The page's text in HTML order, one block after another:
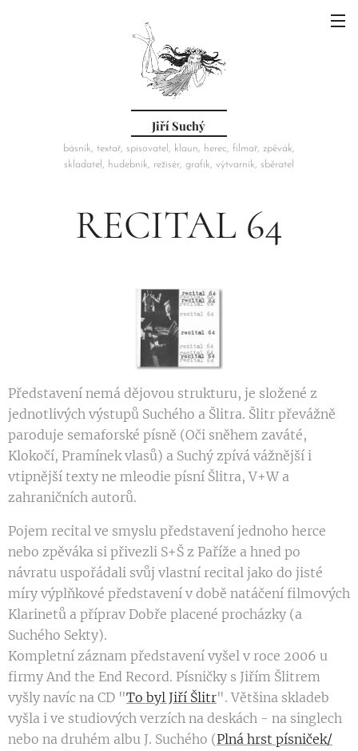
Jiří Suchý
básník, textař, spisovatel, klaun, herec, filmař, zpěvák,
skladatel, hudebník, režisér, grafik, výtvarník, sběratel
RECITAL 64
Představení nemá dějovou strukturu, je složené z
jednotlivých výstupů Suchého a Šlitra. Šlitr převážně
paroduje semaforské písně (Oči sněhem zaváté,
Klokočí, Pramínek vlasů) a Suchý zpívá vážnější i
vtipnější texty ne mleodie písní Šlitra, V+W a
zahraničních autorů.
Pojem recital ve smyslu představení jednoho herce
nebo zpěváka si přivezli S+Š z Paříže a hned po
návratu uspořádali svůj vlastní recital jako do jisté
míry výplňkové představení v době natáčení filmových
Klarinetů a příprav Dobře placené procházky (a
Suchého Sekty).
Kompletní záznam představení vyšel v roce 2006 u
firmy And the End Record. Písničky s Jiřím Šlitrem
vyšly navíc na CD "To byl Jiří Šlitr". Většina skladeb
vyšla i ve studiových verzích na deskách - na singlech
nebo na druhém albu J. Suchého (Plná hrst písniček/